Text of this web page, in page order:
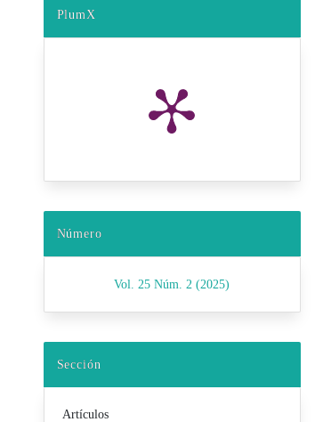
PlumX
Número
Vol. 25 Núm. 2 (2025)
Sección
Artículos